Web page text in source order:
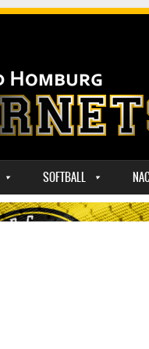
SOFTBALL